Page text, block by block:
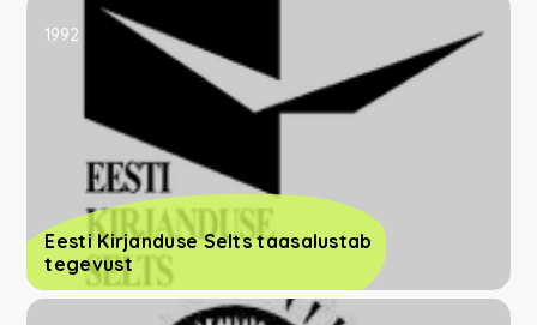
Eesti Kirjanduse Selts taasalustab
tegevust
1992